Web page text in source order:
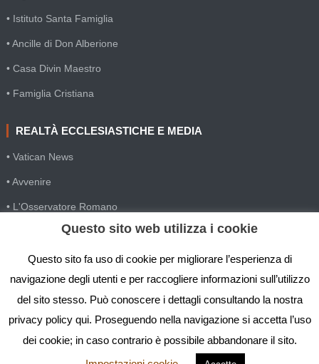
• Istituto Santa Famiglia
• Ancille di Don Alberione
• Casa Divin Maestro
• Famiglia Cristiana
REALTÀ ECCLESIASTICHE E MEDIA
• Vatican News
• Avvenire
• L'Osservatore Romano
• SIR Agenzia d'informazione
• Gesuiti Villapizzone
• Settimana della Comunicazione
• Festival Biblico
Questo sito web utilizza i cookie
Questo sito fa uso di cookie per migliorare l’esperienza di
navigazione degli utenti e per raccogliere informazioni sull’utilizzo
del sito stesso. Può conoscere i dettagli consultando la nostra
privacy policy qui. Proseguendo nella navigazione si accetta l’uso
dei cookie; in caso contrario è possibile abbandonare il sito.